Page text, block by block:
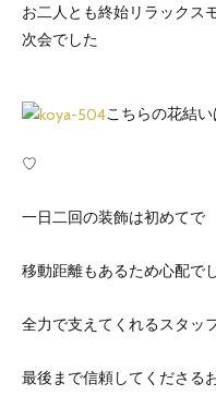
お二人とも終始リラックス
次会でした
こちらの花結
♡
一日二回の装飾は初めてで
移動距離もあるため心配で
全力で支えてくれるスタッ
最後まで信頼してくださる